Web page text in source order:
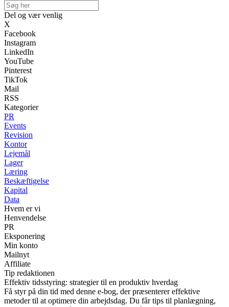
Del og vær venlig
X
Facebook
Instagram
LinkedIn
YouTube
Pinterest
TikTok
Mail
RSS
Kategorier
PR
Events
Revision
Kontor
Lejemål
Lager
Læring
Beskæftigelse
Kapital
Data
Hvem er vi
Henvendelse
PR
Eksponering
Min konto
Mailnyt
Affiliate
Tip redaktionen
Effektiv tidsstyring: strategier til en produktiv hverdag
Få styr på din tid med denne e-bog, der præsenterer effektive
metoder til at optimere din arbejdsdag. Du får tips til planlægning,